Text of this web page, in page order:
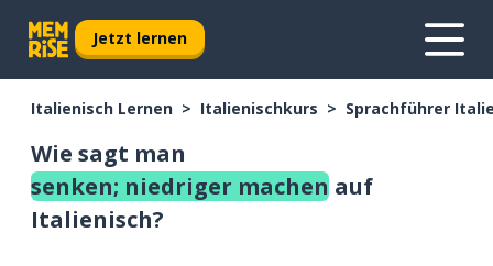
Jetzt lernen
Italienisch Lernen Italienischkurs Sprachführer
Wie sagt man
senken; niedriger machen auf
Italienisch?